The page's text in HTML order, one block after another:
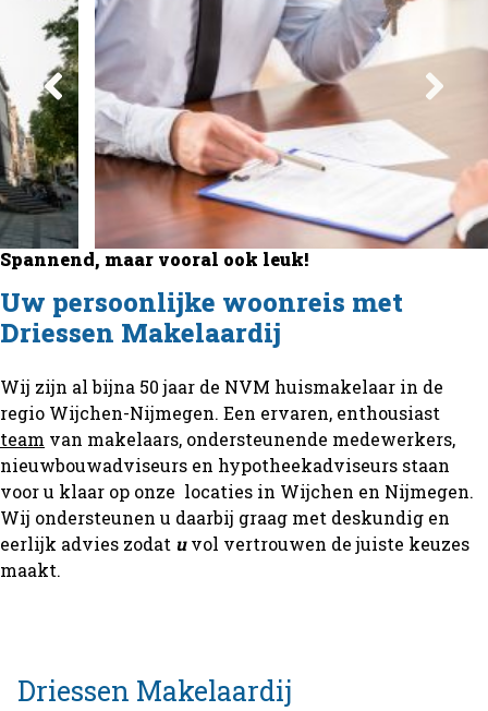
Spannend, maar vooral ook leuk!
Uw persoonlijke woonreis met
Driessen Makelaardij
Wij zijn al bijna 50 jaar de NVM huismakelaar in de
regio Wijchen-Nijmegen. Een ervaren, enthousiast
team van makelaars, ondersteunende medewerkers,
nieuwbouwadviseurs en hypotheekadviseurs staan
voor u klaar op onze locaties in Wijchen en Nijmegen.
Wij ondersteunen u daarbij graag met deskundig en
eerlijk advies zodat uvol vertrouwen de juiste keuzes
maakt.
Driessen Makelaardij